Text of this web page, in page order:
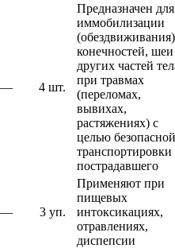
— 4 шт.
Предназначен для
иммобилизации
(обездвиживания)
конечностей,
других частей
при травмах
(переломах,
вывихах,
растяжениях) с
целью безопасной
транспортировки
пострадавшего
— 3 уп.
Применяют при
пищевых
интоксикациях,
отравлениях,
диспепсии